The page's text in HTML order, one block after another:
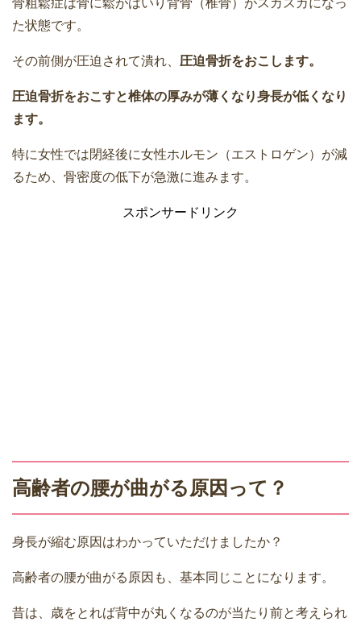
骨粗鬆症は骨に鬆がはいり背骨（椎骨）がスカスカになっ
た状態です。
その前側が圧迫されて潰れ、 圧迫骨折をおこします。
圧迫骨折をおこすと椎体の厚みが薄くなり身長が低くなり
ます。
特に女性では閉経後に女性ホルモン（エストロゲン）が減
るため、骨密度の低下が急激に進みます。
スポンサードリンク
高齢者の腰が曲がる原因って？
身長が縮む原因はわかっていただけましたか？
高齢者の腰が曲がる原因も、基本同じことになります。
昔は、歳をとれば背中が丸くなるのが当たり前と考えられ